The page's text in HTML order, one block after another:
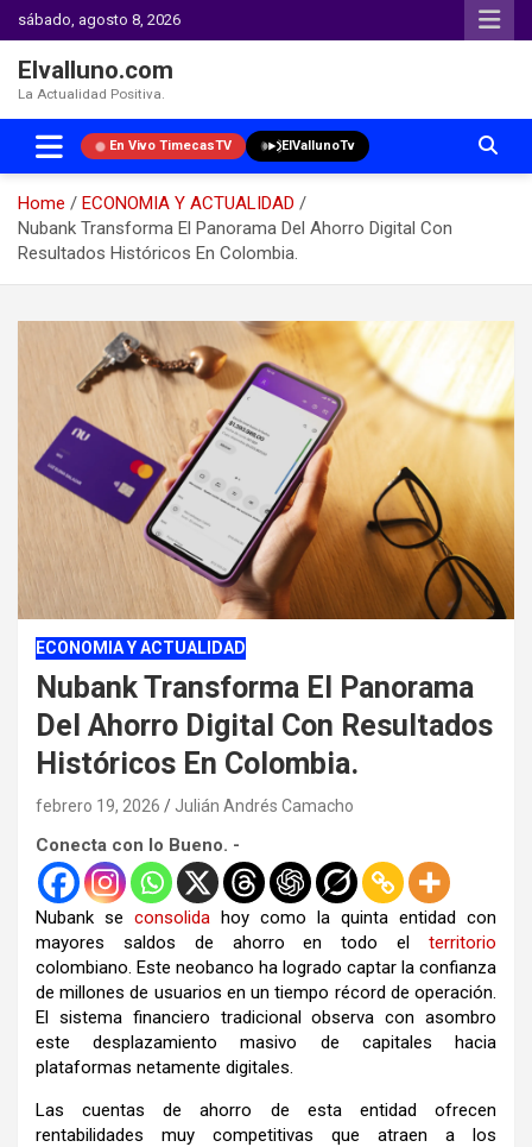
sábado, agosto 8, 2026
Elvalluno.com
La Actualidad Positiva.
En Vivo TimecasTV ElVallunoTv
Home
ECONOMIA Y ACTUALIDAD
Nubank Transforma El Panorama Del Ahorro Digital Con
Resultados Históricos En Colombia.
ECONOMIA Y ACTUALIDAD
Nubank Transforma El Panorama
Del Ahorro Digital Con Resultados
Históricos En Colombia.
febrero 19, 2026 Julián Andrés Camacho
Conecta con lo Bueno. -
Nubank se consolida hoy como la quinta entidad con
mayores saldos de ahorro en todo el territorio
colombiano. Este neobanco ha logrado captar la confianza
de millones de usuarios en un tiempo récord de operación.
El sistema financiero tradicional observa con asombro
este desplazamiento masivo de capitales hacia
plataformas netamente digitales.
Las cuentas de ahorro de esta entidad ofrecen
rentabilidades muy competitivas que atraen a los